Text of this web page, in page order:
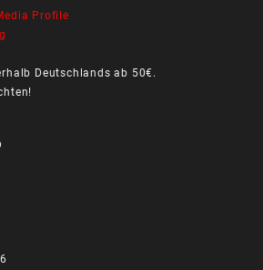
Profile
Deutschlands ab 50€.